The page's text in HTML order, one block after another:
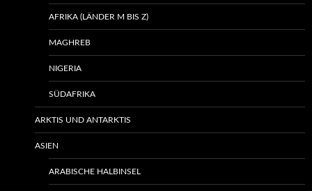
AFRIKA (LÄNDER M BIS Z)
MAGHREB
NIGERIA
SÜDAFRIKA
ARKTIS UND ANTARKTIS
ASIEN
ARABISCHE HALBINSEL